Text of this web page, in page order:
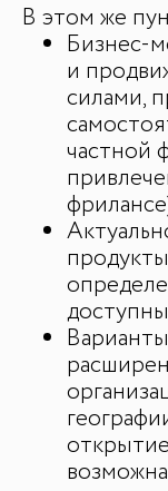
В этом же
Бизнес-
и
силами,
частной